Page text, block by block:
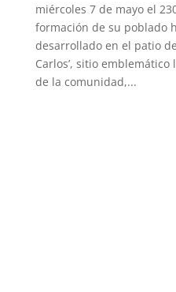
miércoles 7 de mayo el
formación de su poblado
desarrollado en el patio
Carlos’, sitio
de la comunidad,...